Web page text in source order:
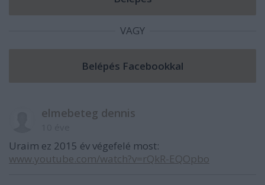
VAGY
elmebeteg dennis
Uraim ez 2015 év végefelé most:
www.youtube.com/watch?v=rQkR-EQOpbo